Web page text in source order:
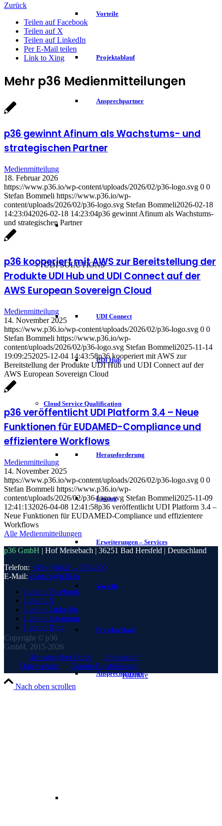
Vorteile
Projektablauf
Ansprechpartner
UDI SOLUTIONS
UDI Connect
UDI Hub
Cloud Service Qualification
Herausforderung
Lösung
Erweiterungen – Services
Vorteile
Projektablauf
Ansprechpartner
Zurück
Teilen auf Facebook
Teilen auf X
Teilen auf LinkedIn
Per E-Mail teilen
Link to Xing
Mehr p36 Medienmitteilungen
p36 gewinnt Afinum als Wachstums- und
strategischen Partner
Medienmitteilung
18. Februar 2026
https://www.p36.io/wp-content/uploads/2026/02/p36-logo.svg 0 0
Stefan Bommeli https://www.p36.io/wp-
content/uploads/2026/02/p36-logo.svg Stefan Bommeli2026-02-18
14:23:042026-02-18 14:23:04p36 gewinnt Afinum als Wachstums-
und strategischen Partner
p36 kooperiert mit AWS zur Bereitstellung der
Produkte UDI Hub und UDI Connect auf der
AWS European Sovereign Cloud
Medienmitteilung
14. November 2025
https://www.p36.io/wp-content/uploads/2026/02/p36-logo.svg 0 0
Stefan Bommeli https://www.p36.io/wp-
content/uploads/2026/02/p36-logo.svg Stefan Bommeli2025-11-14
19:09:252025-12-04 14:43:58p36 kooperiert mit AWS zur
Bereitstellung der Produkte UDI Hub und UDI Connect auf der
AWS European Sovereign Cloud
p36 veröffentlicht UDI Platform 3.4 – Neue
Funktionen für EUDAMED-Compliance und
effizientere Workflows
Medienmitteilung
14. November 2025
https://www.p36.io/wp-content/uploads/2026/02/p36-logo.svg 0 0
Stefan Bommeli https://www.p36.io/wp-
content/uploads/2026/02/p36-logo.svg Stefan Bommeli2025-11-09
12:41:132026-04-08 12:41:58p36 veröffentlicht UDI Platform 3.4 –
Neue Funktionen für EUDAMED-Compliance und effizientere
Workflows
Alle Medienmitteilungen
p36 GmbH | Hof Meisebach | 36251 Bad Hersfeld | Deutschland
Telefon: +49 (0)6621 – 7954500
E-Mail: contact@p36.io
Link to Facebook
Link to X
Link to LinkedIn
Link to Instagram
Link to Xing
Copyright © p36
GmbH, 2015-2026
Hinweisgeber Portal
Impressum
Datenschutz
Cookie-Einstellungen
Karriere
Nach oben scrollen